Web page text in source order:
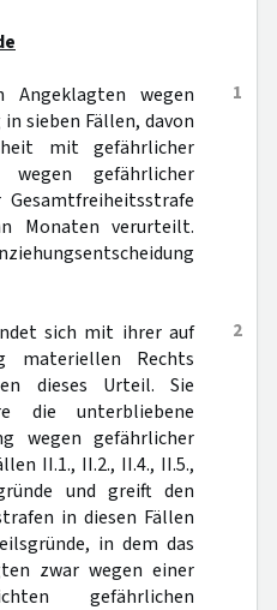
1
Angeklagten wegen
sieben Fällen, davon
mit gefährlicher
wegen gefährlicher
Monaten verurteilt.
2
sich mit ihrer auf
materiellen Rechts
dieses Urteil. Sie
die unterbliebene
wegen gefährlicher
II.1., II.2., II.4., II.5.,
und greift den
in diesen Fällen
in dem das
zwar wegen einer
gefährlichen